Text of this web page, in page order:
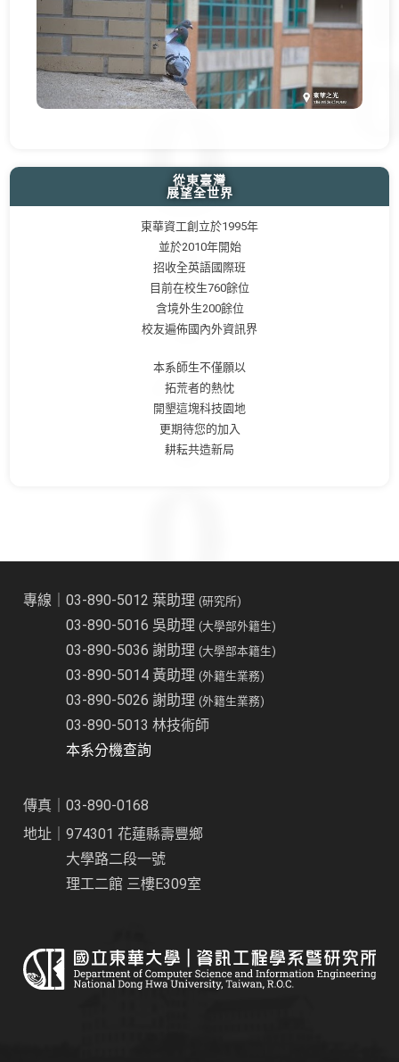
從東臺灣
展望全世界
東華資工創立於1995年
並於2010年開始
招收全英語國際班
目前在校生760餘位
含境外生200餘位
校友遍佈國內外資訊界
本系師生不僅願以
拓荒者的熱忱
開墾這塊科技園地
更期待您的加入
耕耘共造新局
專線｜03-890-5012 葉助理(研究所)
03-890-5016 吳助理(大學部外籍生)
03-890-5036 謝助理(大學部本籍生)
03-890-5014 黃助理(外籍生業務)
03-890-5026 謝助理(外籍生業務)
03-890-5013 林技術師
本系分機查詢
傳真｜03-890-0168
地址｜974301 花蓮縣壽豐鄉
大學路二段一號
理工二館 三樓E309室